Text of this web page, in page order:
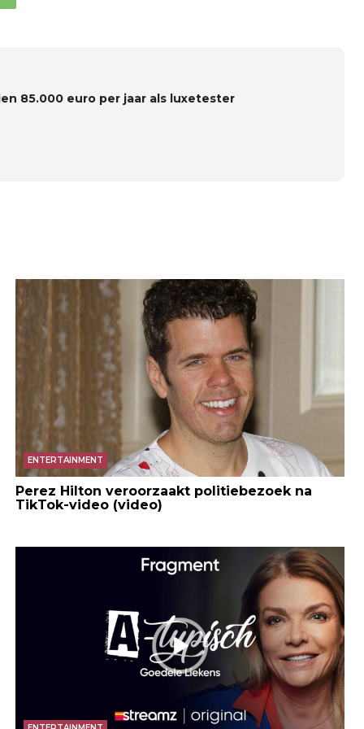
85.000 euro per jaar als luxetester
ENTERTAINMENT
Perez Hilton veroorzaakt politiebezoek na
TikTok-video (video)